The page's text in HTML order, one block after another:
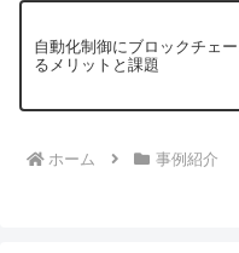
自動化制御にブロックチェ
るメリットと課題
ホーム 事例紹介